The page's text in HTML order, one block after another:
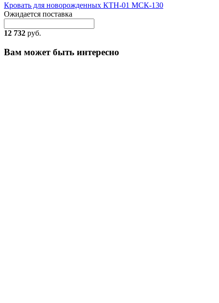
Кровать для новорожденных КТН-01 МСК-130
Ожидается поставка
12 732 руб.
Вам может быть интересно